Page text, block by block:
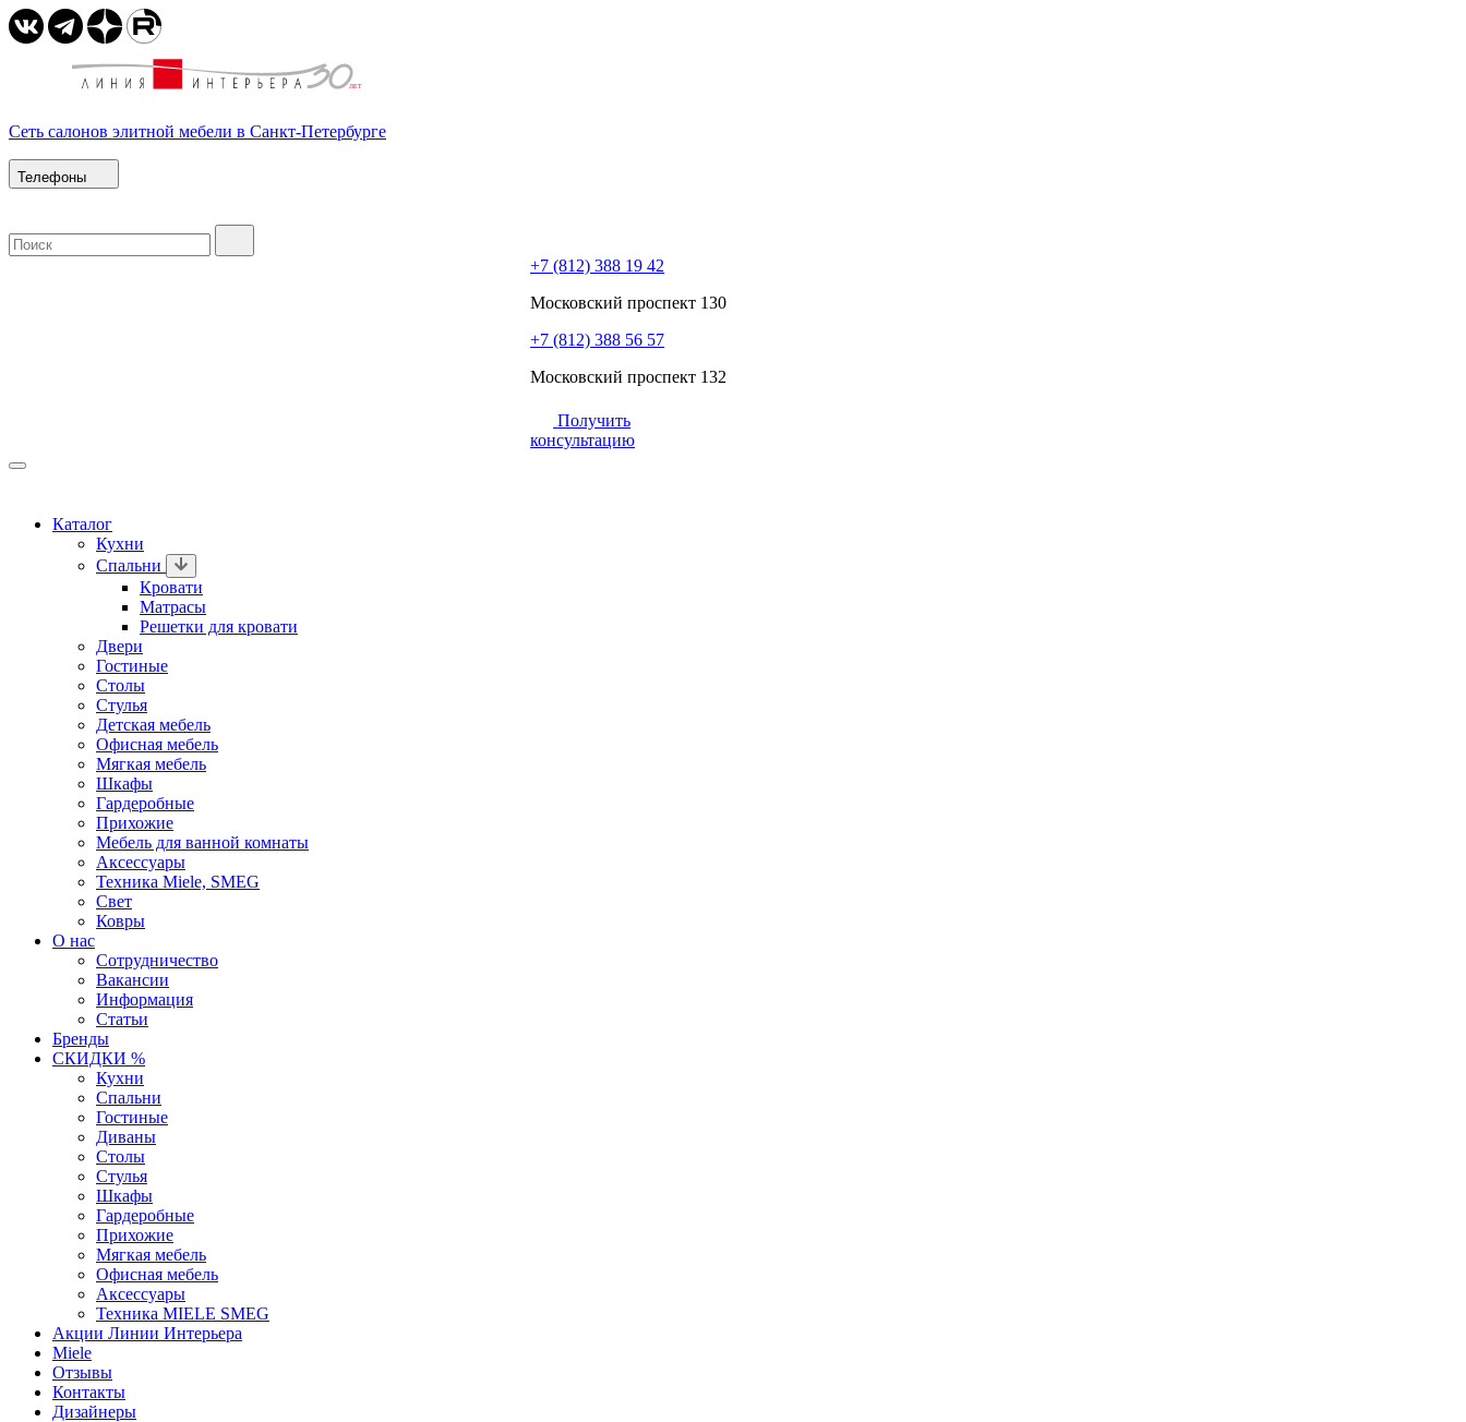
Сеть салонов элитной мебели в Санкт-Петербурге
Телефоны
+7 (812) 388 19 42
Московский проспект 130
+7 (812) 388 56 57
Московский проспект 132
Получить
консультацию
Каталог
Кухни
Спальни
Кровати
Матрасы
Решетки для кровати
Двери
Гостиные
Столы
Стулья
Детская мебель
Офисная мебель
Мягкая мебель
Шкафы
Гардеробные
Прихожие
Мебель для ванной комнаты
Аксессуары
Техника Miele, SMEG
Свет
Ковры
О нас
Сотрудничество
Вакансии
Информация
Статьи
Бренды
СКИДКИ %
Кухни
Спальни
Гостиные
Диваны
Столы
Стулья
Шкафы
Гардеробные
Прихожие
Мягкая мебель
Офисная мебель
Аксессуары
Техника MIELE SMEG
Акции Линии Интерьера
Miele
Отзывы
Контакты
Дизайнеры